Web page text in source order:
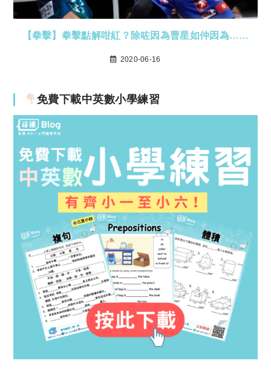
【拳擊】拳擊點解咁紅？除咗因為曹星如仲因為……
2020-06-16
免費下載中英數小學練習